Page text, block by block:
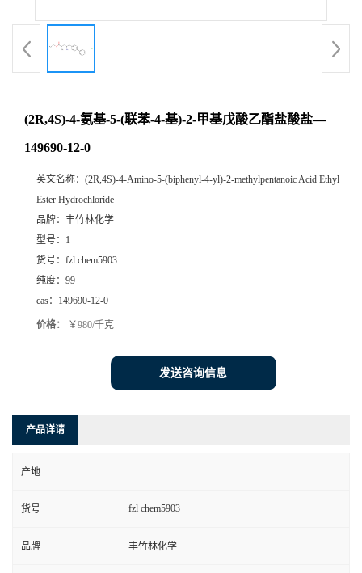
(2R,4S)-4-氨基-5-(联苯-4-基)-2-甲基戊酸乙酯盐酸盐—
149690-12-0
英文名称： (2R,4S)-4-Amino-5-(biphenyl-4-yl)-2-methylpentanoic Acid Ethyl
Ester Hydrochloride
品牌： 丰竹林化学
型号： 1
货号： fzl chem5903
纯度： 99
cas： 149690-12-0
价格： ￥980/千克
发送咨询信息
产品详请
产地
货号 fzl chem5903
品牌 丰竹林化学